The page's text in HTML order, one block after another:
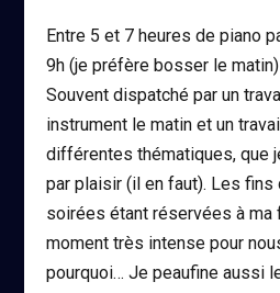
Entre 5 et 7 heures de piano
9h (je préfère bosser le matin)
Souvent dispatché par un
instrument le matin et un
différentes thématiques, que
par plaisir (il en faut). Les fins
soirées étant réservées à ma
moment très intense pour
pourquoi… Je peaufine aussi